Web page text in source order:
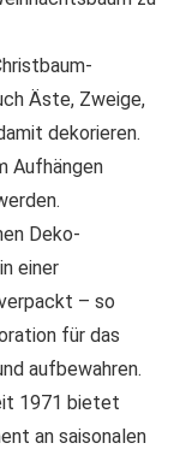
Äste, Zweige,
dekorieren.
Aufhängen
Deko-
einer
– so
für das
aufbewahren.
1971 bietet
an saisonalen